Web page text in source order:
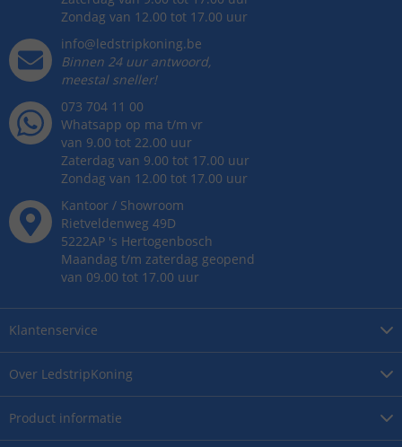
Over LedstripKoning
Product informatie
Klantenservice
Zondag van 12.00 tot 17.00 uur
info@ledstripkoning.be
Binnen 24 uur antwoord,
meestal sneller!
073 704 11 00
Whatsapp op ma t/m vr
van 9.00 tot 22.00 uur
Zaterdag van 9.00 tot 17.00 uur
Zondag van 12.00 tot 17.00 uur
Kantoor / Showroom
Rietveldenweg 49D
5222AP 's Hertogenbosch
Maandag t/m zaterdag geopend
van 09.00 tot 17.00 uur